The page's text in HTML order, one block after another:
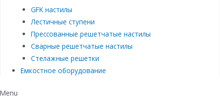
GFK настилы
Лестичные ступени
Прессованные решетчатые настилы
Сварные решетчатые настилы
Стелажные решетки
Емкостное оборудование
Menu